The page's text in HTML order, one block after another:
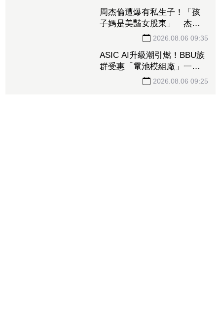
周杰倫遭爆有私生子！「孩
子媽是美豔女股東」 杰威
爾音樂發聲開轟：譁眾取寵
ASIC AI升級潮引燃！BBU族
群受惠「電池模組廠」一度